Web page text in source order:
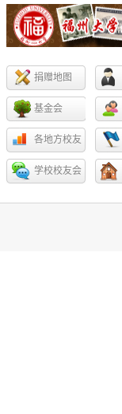
捐赠地图
基金会
各地方校友
会
学校校友会